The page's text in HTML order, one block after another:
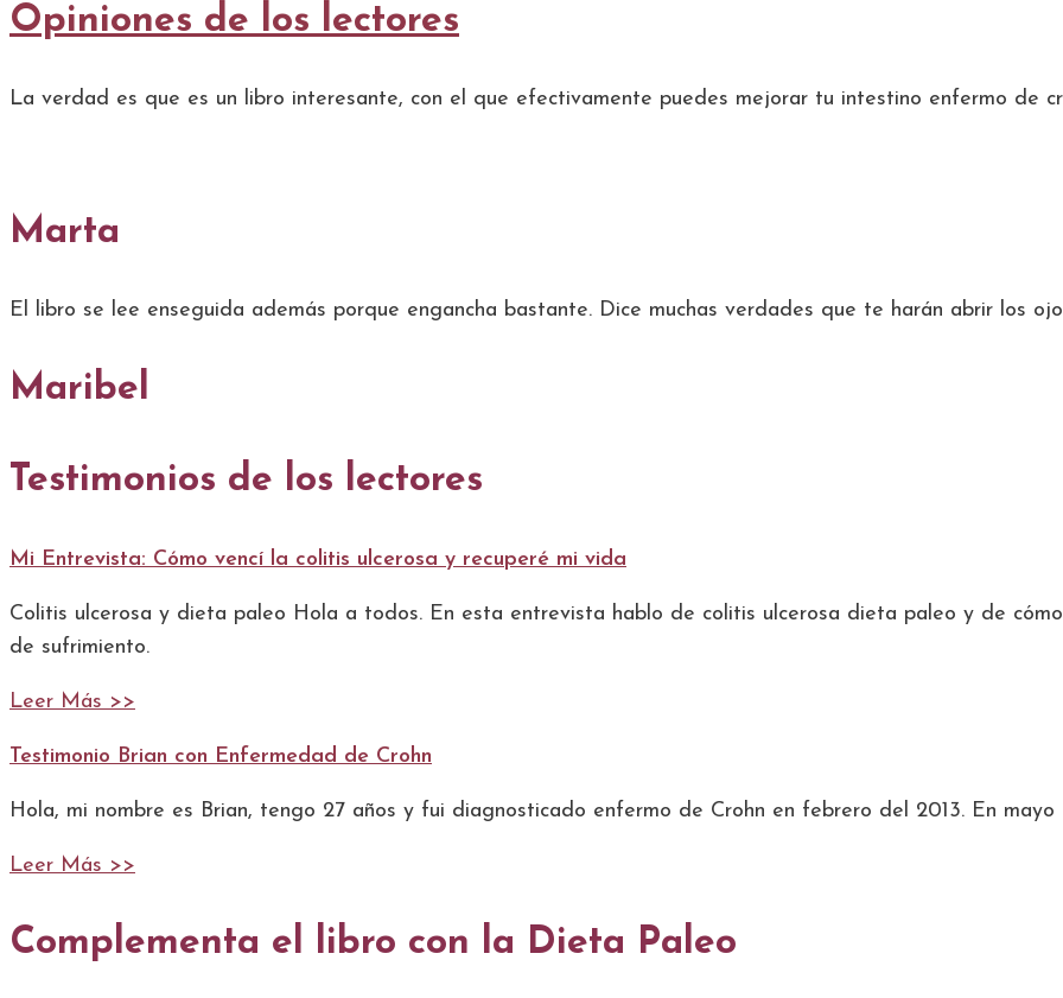
Opiniones de los lectores
La verdad es que es un libro interesante, con el que efectivamente puedes mejorar tu intestino enfermo de
Marta
El libro se lee enseguida además porque engancha bastante. Dice muchas verdades que te harán abrir los
Maribel
Testimonios de los lectores
Mi Entrevista: Cómo vencí la colitis ulcerosa y recuperé mi vida
Colitis ulcerosa y dieta paleo Hola a todos. En esta entrevista hablo de colitis ulcerosa dieta paleo y de
de sufrimiento.
Leer Más >>
Testimonio Brian con Enfermedad de Crohn
Hola, mi nombre es Brian, tengo 27 años y fui diagnosticado enfermo de Crohn en febrero del 2013. En
Leer Más >>
Complementa el libro con la Dieta Paleo